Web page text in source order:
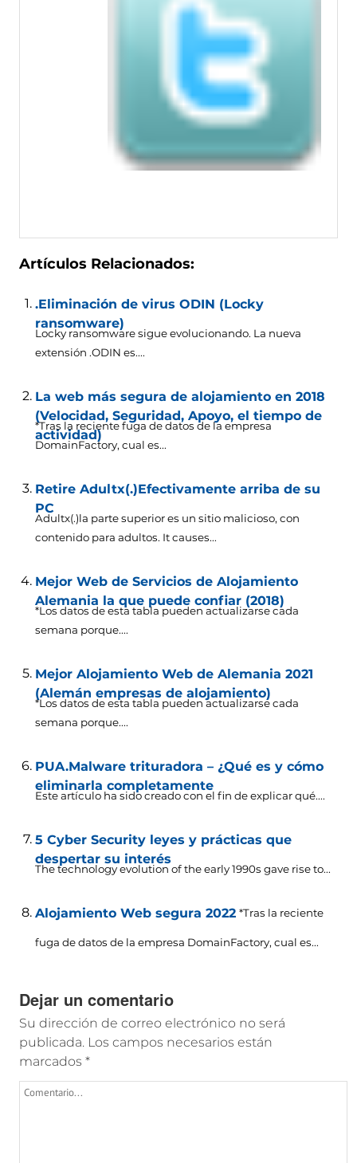
Artículos Relacionados:
.Eliminación de virus ODIN (Locky
ransomware)
Locky ransomware sigue evolucionando. La nueva
extensión .ODIN es....
La web más segura de alojamiento en 2018
(Velocidad, Seguridad, Apoyo, el tiempo de
actividad)
*Tras la reciente fuga de datos de la empresa
DomainFactory, cual es...
Retire Adultx(.)Efectivamente arriba de su
PC
Adultx(.)la parte superior es un sitio malicioso, con
contenido para adultos. It causes...
Mejor Web de Servicios de Alojamiento
Alemania la que puede confiar (2018)
*Los datos de esta tabla pueden actualizarse cada
semana porque....
Mejor Alojamiento Web de Alemania 2021
(Alemán empresas de alojamiento)
*Los datos de esta tabla pueden actualizarse cada
semana porque....
PUA.Malware trituradora – ¿Qué es y cómo
eliminarla completamente
Este artículo ha sido creado con el fin de explicar qué....
5 Cyber ​​Security leyes y prácticas que
despertar su interés
The technology evolution of the early 1990s gave rise to...
Alojamiento Web segura 2022 *Tras la reciente
fuga de datos de la empresa DomainFactory, cual es...
Dejar un comentario
Su dirección de correo electrónico no será
publicada. Los campos necesarios están
marcados *